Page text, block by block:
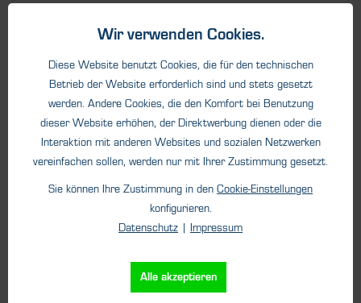
Details
Stationäre Gaswarnanlagen
Wir verwenden Cookies.
Diese Website benutzt Cookies, die für den technischen
Betrieb der Website erforderlich sind und stets gesetzt
werden. Andere Cookies, die den Komfort bei Benutzung
dieser Website erhöhen, der Direktwerbung dienen oder die
Interaktion mit anderen Websites und sozialen Netzwerken
vereinfachen sollen, werden nur mit Ihrer Zustimmung gesetzt.
Sie können Ihre Zustimmung in den Cookie-Einstellungen
konfigurieren.
Datenschutz | Impressum
Alle akzeptieren